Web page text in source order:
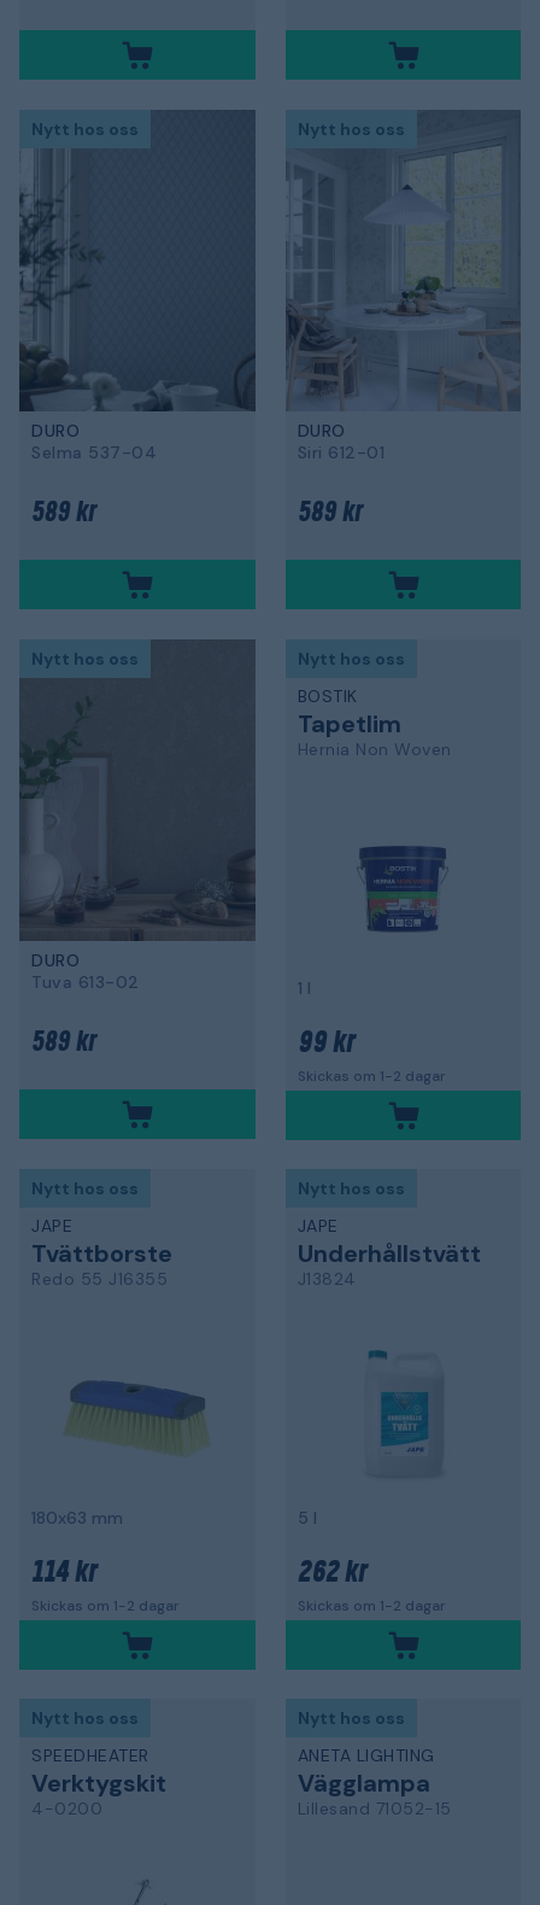
Nytt hos oss
DURO
Selma 537-04
589 kr
Nytt hos oss
DURO
Siri 612-01
589 kr
Nytt hos oss
DURO
Tuva 613-02
589 kr
Nytt hos oss
BOSTIK
Tapetlim
Hernia Non Woven
1 l
99 kr
Skickas om 1-2 dagar
Nytt hos oss
JAPE
Tvättborste
Redo 55 J16355
180x63 mm
114 kr
Skickas om 1-2 dagar
Nytt hos oss
JAPE
Underhållstvätt
J13824
5 l
262 kr
Skickas om 1-2 dagar
Nytt hos oss
SPEEDHEATER
Verktygskit
4-0200
Nytt hos oss
ANETA LIGHTING
Vägglampa
Lillesand 71052-15